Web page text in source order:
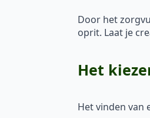
Door het
oprit. Laat je
Het
Het vinden van